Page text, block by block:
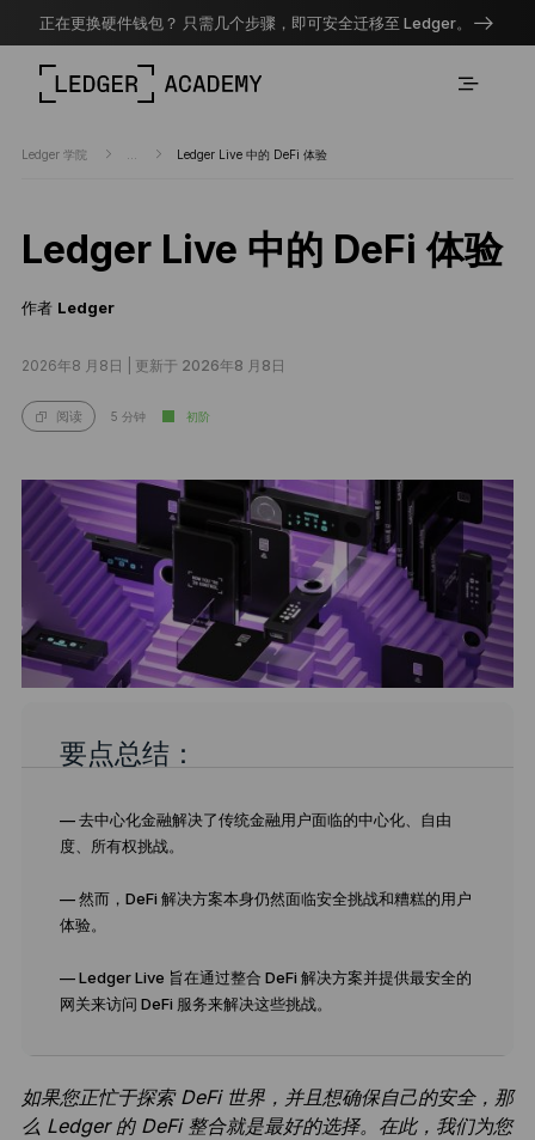
正在更换硬件钱包？ 只需几个步骤，即可安全迁移至 Ledger。
Ledger 学院 Ledger Live 中的 DeFi 体验
Ledger Live 中的 DeFi 体验
作者 Ledger
2026年8 月8日 | 更新于 2026年8 月8日
阅读 5 分钟 初阶
要点总结：
— 去中心化金融解决了传统金融用户面临的中心化、自由
度、所有权挑战。
— 然而，DeFi 解决方案本身仍然面临安全挑战和糟糕的用户
体验。
— Ledger Live 旨在通过整合 DeFi 解决方案并提供最安全的
网关来访问 DeFi 服务来解决这些挑战。
如果您正忙于探索 DeFi 世界，并且想确保自己的安全，那
么 Ledger 的 DeFi 整合就是最好的选择。 在此，我们为您